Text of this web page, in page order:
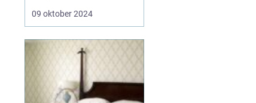
en välbehövlig paus
och ...
09 oktober 2024